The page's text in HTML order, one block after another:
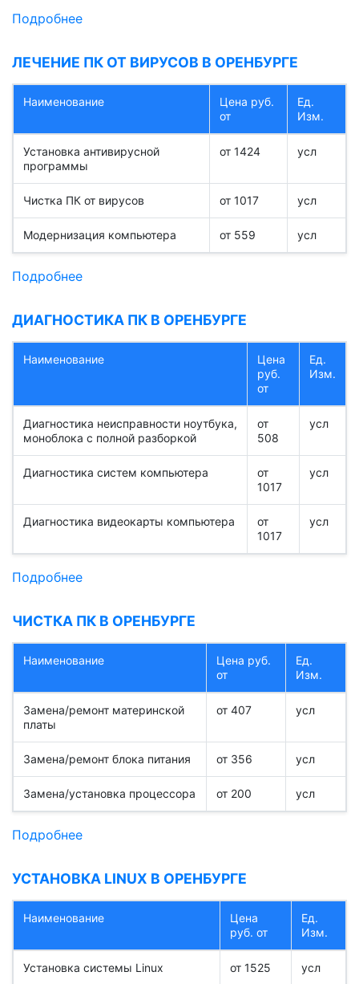
Подробнее
ЛЕЧЕНИЕ ПК ОТ ВИРУСОВ В ОРЕНБУРГЕ
Наименование
Цена руб.
от
Ед.
Изм.
Установка антивирусной
программы
от 1424 усл
Чистка ПК от вирусов от 1017 усл
Модернизация компьютера от 559 усл
Подробнее
ДИАГНОСТИКА ПК В ОРЕНБУРГЕ
Наименование
Цена
руб.
от
Ед.
Изм.
Диагностика неисправности ноутбука,
моноблока с полной разборкой
от
508
усл
Диагностика систем компьютера
от
1017
усл
Диагностика видеокарты компьютера
от
1017
усл
Подробнее
ЧИСТКА ПК В ОРЕНБУРГЕ
Наименование
Цена руб.
от
Ед.
Изм.
Замена/ремонт материнской
платы
от 407 усл
Замена/ремонт блока питания от 356 усл
Замена/установка процессора от 200 усл
Подробнее
УСТАНОВКА LINUX В ОРЕНБУРГЕ
Наименование
Цена
руб. от
Ед.
Изм.
Установка системы Linux от 1525 усл